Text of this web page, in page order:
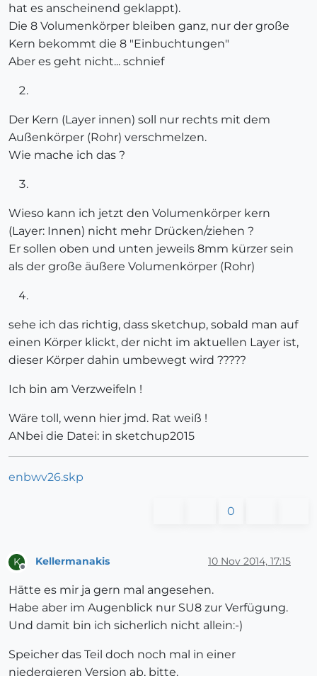
hat es anscheinend geklappt).
Die 8 Volumenkörper bleiben ganz, nur der große
Kern bekommt die 8 "Einbuchtungen"
Aber es geht nicht... schnief
Der Kern (Layer innen) soll nur rechts mit dem
Außenkörper (Rohr) verschmelzen.
Wie mache ich das ?
Wieso kann ich jetzt den Volumenkörper kern
(Layer: Innen) nicht mehr Drücken/ziehen ?
Er sollen oben und unten jeweils 8mm kürzer sein
als der große äußere Volumenkörper (Rohr)
sehe ich das richtig, dass sketchup, sobald man auf
einen Körper klickt, der nicht im aktuellen Layer ist,
dieser Körper dahin umbewegt wird ?????
Ich bin am Verzweifeln !
Wäre toll, wenn hier jmd. Rat weiß !
ANbei die Datei: in sketchup2015
enbwv26.skp
0
K Kellermanakis 10 Nov 2014, 17:15
Hätte es mir ja gern mal angesehen.
Habe aber im Augenblick nur SU8 zur Verfügung.
Und damit bin ich sicherlich nicht allein:-)
Speicher das Teil doch noch mal in einer
niedergieren Version ab, bitte.